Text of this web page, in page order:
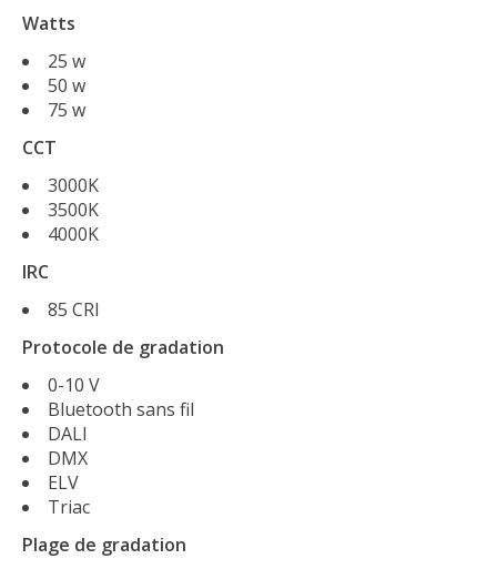
Watts
25 w
50 w
75 w
CCT
3000K
3500K
4000K
IRC
85 CRI
Protocole de gradation
0-10 V
Bluetooth sans fil
DALI
DMX
ELV
Triac
Plage de gradation